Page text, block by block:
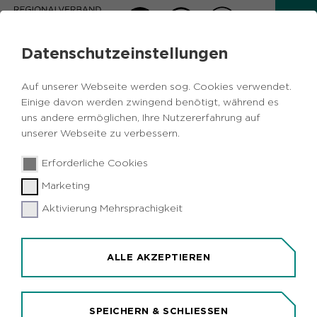
Datenschutzeinstellungen
Auf unserer Webseite werden sog. Cookies verwendet.
Einige davon werden zwingend benötigt, während es
uns andere ermöglichen, Ihre Nutzererfahrung auf
unserer Webseite zu verbessern.
Erforderliche Cookies
Marketing
Aktivierung Mehrsprachigkeit
ALLE AKZEPTIEREN
SPEICHERN & SCHLIESSEN
AKTUELLES
Zurück
Industrienatur-Exkursion im
Emscherbruch
Herten (idr). Die Industrienatur im
Naturschutzgebiet Emscherbruch erkunden die
Teilnehmer einer Exkursion, die der